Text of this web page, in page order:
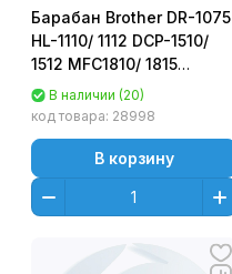
Барабан Brother DR-1075
HL-1110/ 1112 DCP-1510/
1512 MFC1810/ 1815
Asia/AlphaChem
(ФОТОВАЛ,
В наличии (20)
код товара: 28998
В корзину